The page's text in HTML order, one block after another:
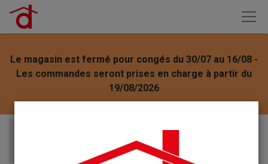
Le magasin est fermé pour congés du 30/07 au 16/08 -
Les commandes seront prises en charge à partir du
19/08/2026
Silicone acrylique geb acrybat blanc 310ml GEB